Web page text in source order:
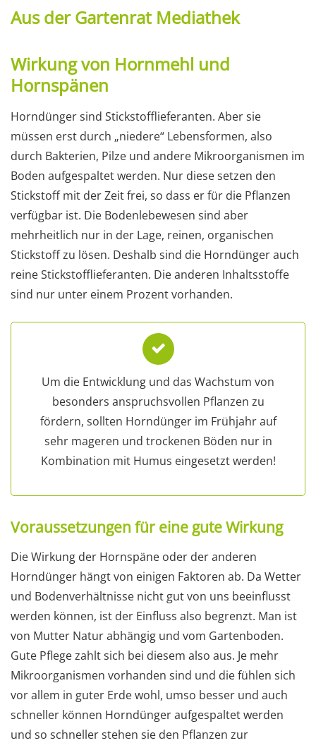
Aus der Gartenrat Mediathek
Wirkung von Hornmehl und
Hornspänen
Horndünger sind Stickstofflieferanten. Aber sie
müssen erst durch „niedere“ Lebensformen, also
durch Bakterien, Pilze und andere Mikroorganismen im
Boden aufgespaltet werden. Nur diese setzen den
Stickstoff mit der Zeit frei, so dass er für die Pflanzen
verfügbar ist. Die Bodenlebewesen sind aber
mehrheitlich nur in der Lage, reinen, organischen
Stickstoff zu lösen. Deshalb sind die Horndünger auch
reine Stickstofflieferanten. Die anderen Inhaltsstoffe
sind nur unter einem Prozent vorhanden.
Um die Entwicklung und das Wachstum von
besonders anspruchsvollen Pflanzen zu
fördern, sollten Horndünger im Frühjahr auf
sehr mageren und trockenen Böden nur in
Kombination mit Humus eingesetzt werden!
Voraussetzungen für eine gute Wirkung
Die Wirkung der Hornspäne oder der anderen
Horndünger hängt von einigen Faktoren ab. Da Wetter
und Bodenverhältnisse nicht gut von uns beeinflusst
werden können, ist der Einfluss also begrenzt. Man ist
von Mutter Natur abhängig und vom Gartenboden.
Gute Pflege zahlt sich bei diesem also aus. Je mehr
Mikroorganismen vorhanden sind und die fühlen sich
vor allem in guter Erde wohl, umso besser und auch
schneller können Horndünger aufgespaltet werden
und so schneller stehen sie den Pflanzen zur